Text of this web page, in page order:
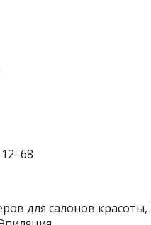
для салонов красоты,